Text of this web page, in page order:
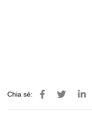
Chia sẻ: